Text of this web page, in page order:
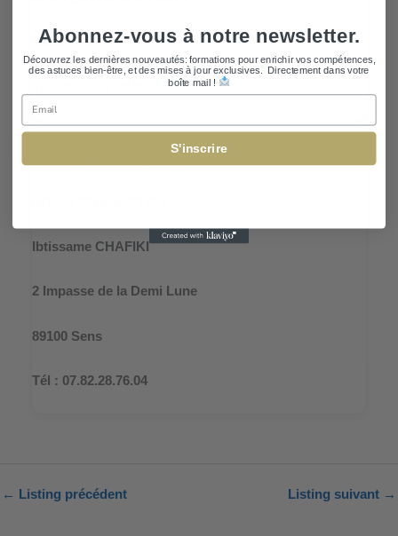
10000 TROYES
CONTACT SENS
Ibtissame CHAFIKI
2 Impasse de la Demi Lune
89100 Sens
Tél : 07.82.28.76.04
← Listing précédent Listing suivant →
Abonnez-vous à notre newsletter.
Découvrez les dernières nouveautés: formations pour enrichir vos compétences,
des astuces bien-être, et des mises à jour exclusives. Directement dans votre
boîte mail !
Email
S'inscrire